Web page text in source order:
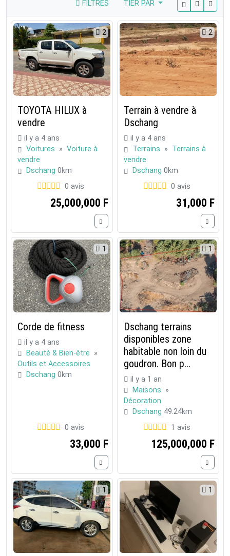
FILTRES TIER PAR
2
TOYOTA HILUX à
vendre
il y a 4 ans
Voitures » Voiture à
vendre
Dschang 0km
0 avis
25,000,000 F
2
Terrain à vendre à
Dschang
il y a 4 ans
Terrains » Terrains à
vendre
Dschang 0km
0 avis
31,000 F
1
Corde de fitness
il y a 4 ans
Beauté & Bien-être »
Outils et Accessoires
Dschang 0km
0 avis
33,000 F
1
Dschang terrains
disponibles zone
habitable non loin du
goudron. Bon p...
il y a 1 an
Maisons »
Décoration
Dschang 49.24km
1 avis
125,000,000 F
1 1